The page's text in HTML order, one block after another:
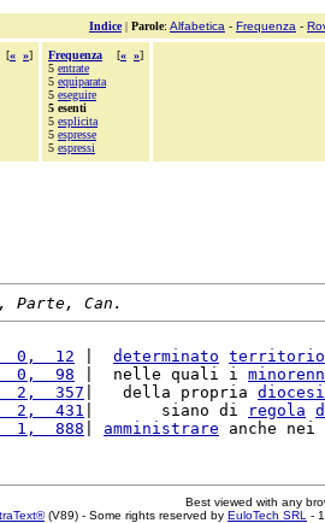
Indice| Parole: Alfabetica - Frequenza -
[« »]
Frequenza [« »]
5 entrate
5 equiparata
5 eseguire
5 esenti
5 esplicita
5 espresse
5 espressi
Parte, Can.
0,  12
determinato territorio
0,  98
|  nelle quali i
2,  357
|   della propria diocesi
2,  431
|       siano di regola
1,  888
amministrare anche nei
Best viewed with any
(V89) - Some rights reserved by EuloTech SRL -